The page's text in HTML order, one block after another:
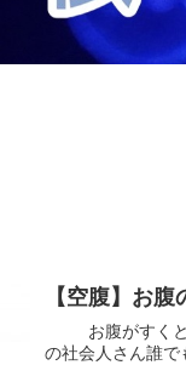
【空腹】お
の社会人さん誰でも抱